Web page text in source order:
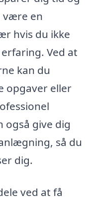
være en
hvis du ikke
Ved at
kan du
opgaver eller
også give dig
så du
dig.
ved at få